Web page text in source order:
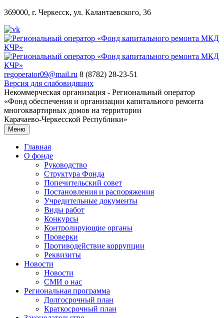
369000, г. Черкесск, ул. Калантаевского, 36
regoperator09@mail.ru 8 (8782) 28-23-51
Версия для слабовидящих
Некоммерческая организация - Региональный оператор
«Фонд обеспечения и организации капитального ремонта
многоквартирных домов на территории
Карачаево-Черкесской Республики»
Меню
Главная
О фонде
Руководство
Структура Фонда
Попечительский совет
Постановления и распоряжения
Учредительные документы
Виды работ
Конкурсы
Контролирующие органы
Проверки
Противодействие коррупции
Реквизиты
Новости
Новости
СМИ о нас
Региональная программа
Долгосрочный план
Краткосрочный план